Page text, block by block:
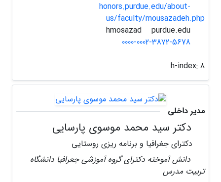
honors.purdue.edu/about-
us/faculty/mousazadeh.php
purdue.edu
0000-0002-3872-5678
h-index: 8
مدیر داخلی
دکتر سید محمد موسوی پارسایی
دکترای جغرافیا و برنامه ریزی روستایی
دانش آموخته دکترای گروه آموزشی جعرافیا دانشگاه
تربیت مدرس